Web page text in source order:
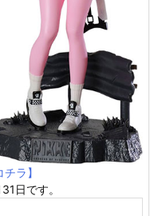
ラ】
日です。